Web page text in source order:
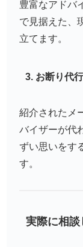
豊富なアドバ
で見据えた、
立てます。
3. お断り代
紹介されたメ
バイザーが代
ずい思いをす
す。
実際に相